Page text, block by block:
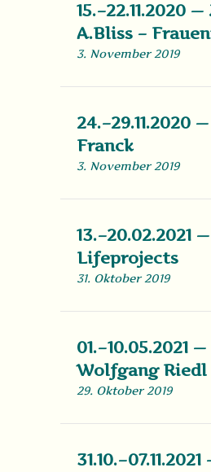
15.–22.11.2020
A.Bliss –
3. November 2019
24.–29.11.2020
Franck
3. November 2019
13.–20.02.2021 —
Lifeprojects
31. Oktober 2019
01.–10.05.2021 —
Wolfgang Riedl
29. Oktober 2019
31.10.–07.11.2021